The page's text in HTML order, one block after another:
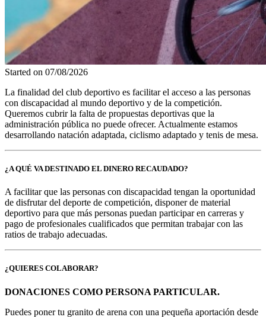
Started on 07/08/2026
La finalidad del club deportivo es facilitar el acceso a las personas
con discapacidad al mundo deportivo y de la competición.
Queremos cubrir la falta de propuestas deportivas que la
administración pública no puede ofrecer. Actualmente estamos
desarrollando natación adaptada, ciclismo adaptado y tenis de mesa.
¿A QUÉ VA DESTINADO EL DINERO RECAUDADO?
A facilitar que las personas con discapacidad tengan la oportunidad
de disfrutar del deporte de competición, disponer de material
deportivo para que más personas puedan participar en carreras y
pago de profesionales cualificados que permitan trabajar con las
ratios de trabajo adecuadas.
¿QUIERES COLABORAR?
DONACIONES COMO PERSONA PARTICULAR.
Puedes poner tu granito de arena con una pequeña aportación desde